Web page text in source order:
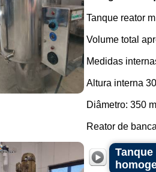
Tanque reator
Volume total
Medidas
Altura interna
Diâmetro: 350
Reator de